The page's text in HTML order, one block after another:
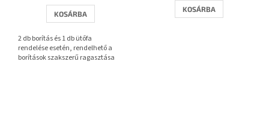
5-
ből
csillag.
KOSÁRBA
2 db borítás és 1 db ütőfa
rendelése esetén, rendelhető a
borítások szakszerű ragasztása
KOSÁRBA